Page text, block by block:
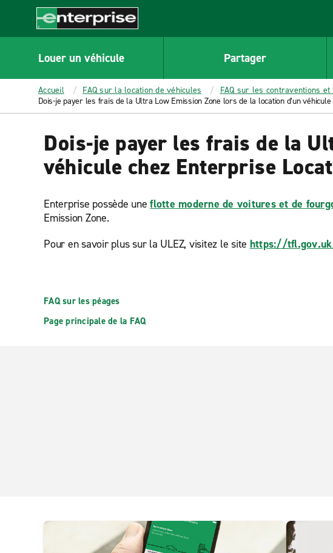
CONTENT
Enterprise
Louer un véhicule Partager
Accueil FAQ sur la location de véhicules
FAQ sur les contraventions
Dois-je payer les frais de la Ultra Low Emission Zone lors de la location d’un véhicule
Dois-je payer les frais de la
véhicule chez Enterprise
Enterprise possède uneflotte moderne de voitures et de
Emission Zone.
Pour en savoir plus sur la ULEZ, visitez le site https://
FAQ sur les péages
Page principale de la FAQ